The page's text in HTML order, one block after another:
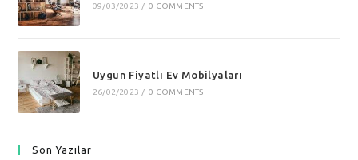
09/03/2023 / 0 COMMENTS
Uygun Fiyatlı Ev Mobilyaları
26/02/2023 / 0 COMMENTS
Son Yazılar